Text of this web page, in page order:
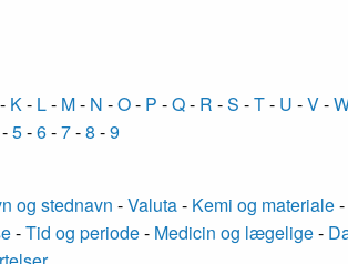
K- L- M- N -O- P -Q- R -S -T- U -V-
5-6-7-8 -9
og stednavn -Valuta- Kemi og materiale-
-Tid og periode- Medicin og lægelige-